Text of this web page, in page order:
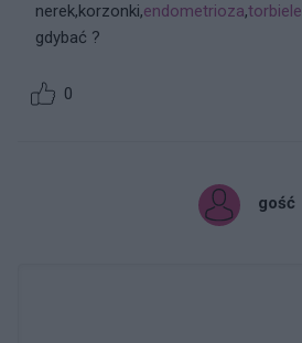
nerek,korzonki,endometrioza,torbiele
gdybać ?
0
gość